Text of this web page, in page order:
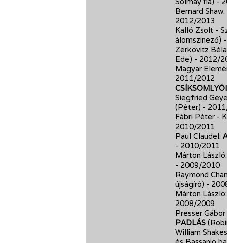
Bernard Shaw:
2012/2013
Kalló Zsolt -
álomszínező)
Zerkovitz
Ede) - 2012/
Magyar
2011/2012
Siegfried
(Péter) -
Fábri Péter -
2010/2011
Paul Claudel:
- 2010/2011
Márton
- 2009/2010
Raymond
újságíró) -
Márton
2008/2009
Presser
PADLÁS
William